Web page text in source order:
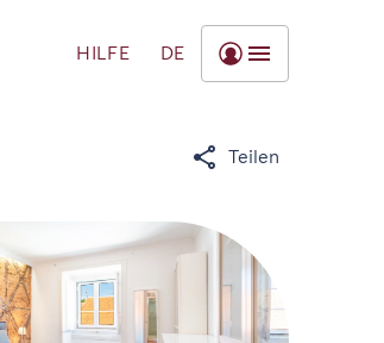
HILFE DE
Teilen